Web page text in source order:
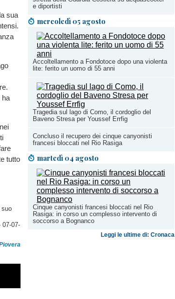
e diportisti
mercoledì 05 agosto
Accoltellamento a Fondotoce dopo una violenta
lite: ferito un uomo di 55 anni
Tragedia sul lago di Como, il cordoglio del
Baveno Stresa per Youssef Errfig
Concluso il recupero dei cinque canyonisti
francesi bloccati nel Rio Rasiga
martedì 04 agosto
Cinque canyonisti francesi bloccati nel Rio
Rasiga: in corso un complesso intervento di
soccorso a Bognanco
Leggi le ultime di: Cronaca
sua
ha
tutto
suo
07-